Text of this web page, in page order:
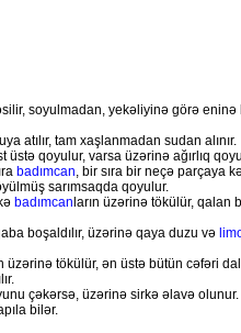
soyulmadan, yekəliyinə görə
atılır, tam xaşlanmadan sudan alınır.
üstə qoyulur, varsa üzərinə ağırlıq
badımcan, bir sıra bir neçə parçaya
sarımsaqda qoyulur.
badımcan ların üzərinə tökülür, qalan
boşaldılır, üzərinə qaya duzu və
üzərinə tökülür, ən üstə bütün cəfəri
çəkərsə, üzərinə sirkə əlavə olunur.
bilər.